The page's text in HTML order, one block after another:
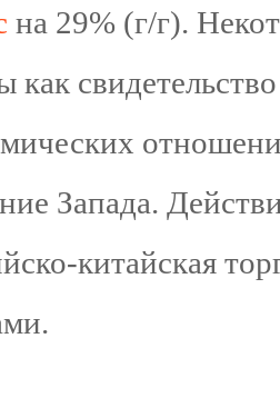
на 29% (г/г).
как
Запада.
китайская